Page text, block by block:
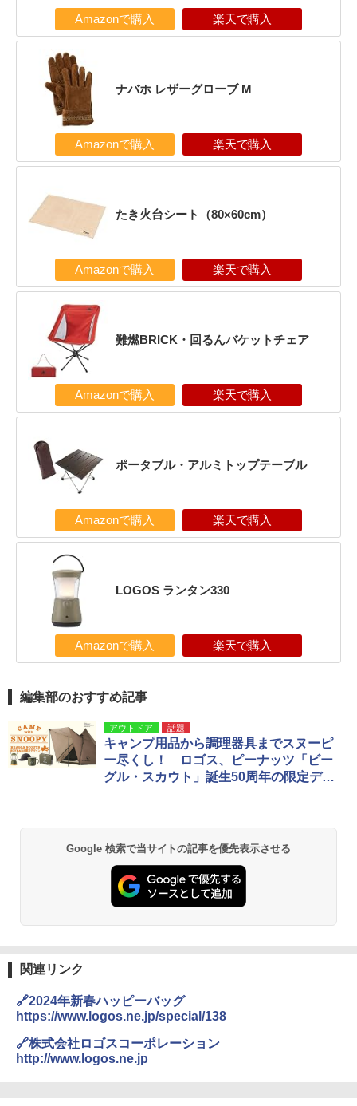
Amazonで購入 楽天で購入
ナバホ レザーグローブ M
Amazonで購入 楽天で購入
たき火台シート（80×60cm）
Amazonで購入 楽天で購入
難燃BRICK・回るんバケットチェア
Amazonで購入 楽天で購入
ポータブル・アルミトップテーブル
Amazonで購入 楽天で購入
LOGOS ランタン330
Amazonで購入 楽天で購入
編集部のおすすめ記事
アウトドア 話題
キャンプ用品から調理器具までスヌーピ
ー尽くし！ ロゴス、ピーナッツ「ビー
グル・スカウト」誕生50周年の限定デザ
Google 検索で当サイトの記事を優先表示させる
関連リンク
🔗2024年新春ハッピーバッグ
https://www.logos.ne.jp/special/138
🔗株式会社ロゴスコーポレーション
http://www.logos.ne.jp